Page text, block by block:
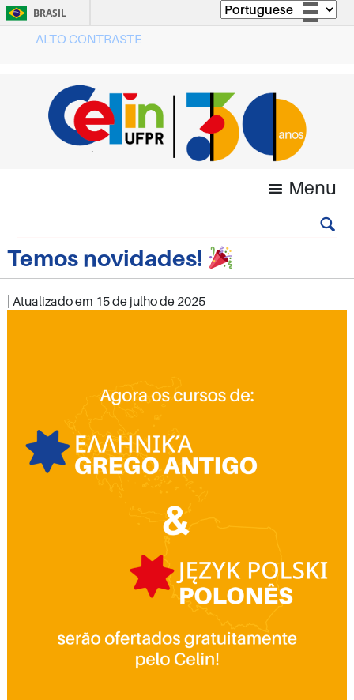
BRASIL
Acesso à informação
Legislação
Canais
ALTO CONTRASTE
Menu
Temos novidades!
| Atualizado em 15 de julho de 2025